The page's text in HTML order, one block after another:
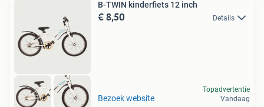
B-TWIN kinderfiets 12 inch
€ 8,50 Details
Bezoek website
Topadvertentie
Vandaag